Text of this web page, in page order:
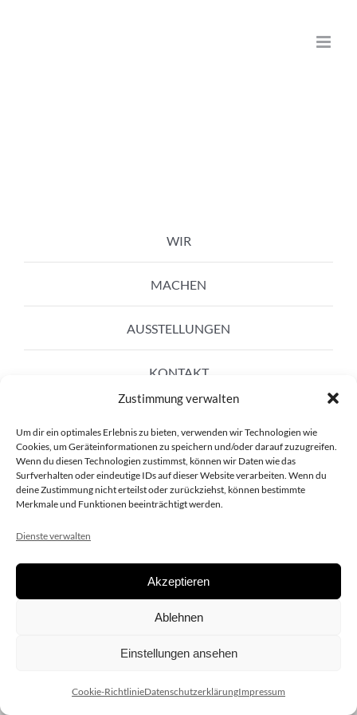
Zustimmung verwalten
Um dir ein optimales Erlebnis zu bieten, verwenden wir Technologien wie
Cookies, um Geräteinformationen zu speichern und/oder darauf zuzugreifen.
Wenn du diesen Technologien zustimmst, können wir Daten wie das
Surfverhalten oder eindeutige IDs auf dieser Website verarbeiten. Wenn du
deine Zustimmung nicht erteilst oder zurückziehst, können bestimmte
Merkmale und Funktionen beeinträchtigt werden.
Dienste verwalten
Akzeptieren
Ablehnen
Einstellungen ansehen
Cookie-RichtlinieDatenschutzerklärungImpressum
WIR
MACHEN
AUSSTELLUNGEN
KONTAKT
Copyright 2020 dieSCHAUsteller.at |Datenschützerklärung|
| Design:www.ARGEntur.at